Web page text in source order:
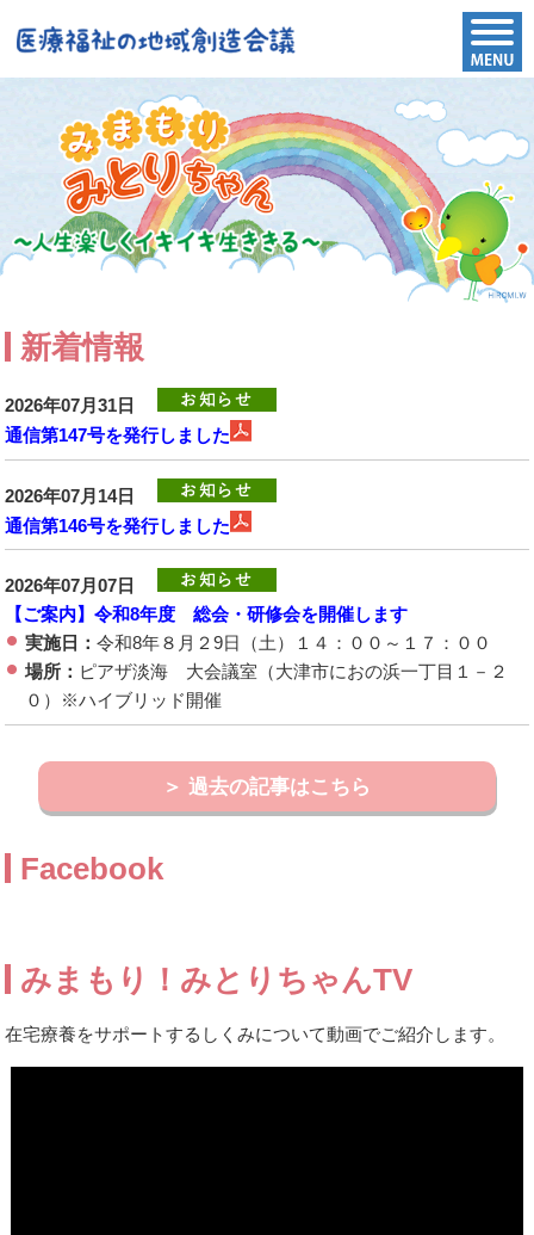
新着情報
2026年07月31日
通信第147号を発行しました
2026年07月14日
通信第146号を発行しました
2026年07月07日
【ご案内】令和8年度 総会・研修会を開催します
実施日： 令和8年８月２9日（土）１４：００～１７：００
場所： ピアザ淡海 大会議室（大津市におの浜一丁目１－２
０）※ハイブリッド開催
過去の記事はこちら
Facebook
みまもり！みとりちゃんTV
在宅療養をサポートするしくみについて動画でご紹介します。